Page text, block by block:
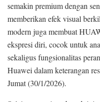
semakin premium dengan
memberikan efek visual
modern juga membuat
ekspresi diri, cocok untuk
sekaligus fungsionalitas
Huawei dalam keterangan
Jumat (30/1/2026).